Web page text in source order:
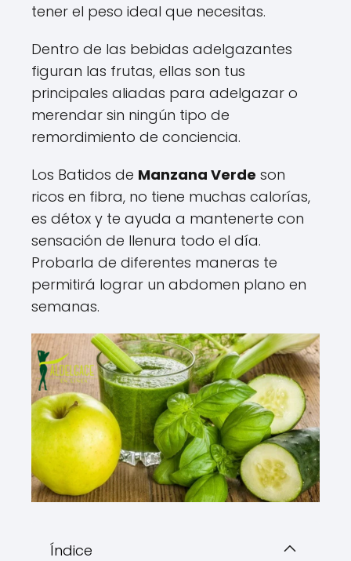
tener el peso ideal que necesitas.
Dentro de las bebidas adelgazantes
figuran las frutas, ellas son tus
principales aliadas para adelgazar o
merendar sin ningún tipo de
remordimiento de conciencia.
Los Batidos de Manzana Verde son
ricos en fibra, no tiene muchas calorías,
es détox y te ayuda a mantenerte con
sensación de llenura todo el día.
Probarla de diferentes maneras te
permitirá lograr un abdomen plano en
semanas.
Índice